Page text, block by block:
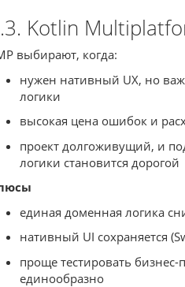
Kotlin
выбирают, когда:
нужен нативный UX, но
логики
высокая цена ошибок и
проект долгоживущий, и
логики становится дорогой
единая доменная логика
нативный UI сохраняется
проще тестировать
единообразно